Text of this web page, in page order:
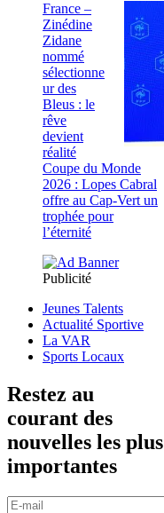
France –
Zinédine
Zidane
nommé
sélectionne
ur des
Bleus : le
rêve
devient
réalité
Coupe du Monde
2026 : Lopes Cabral
offre au Cap-Vert un
trophée pour
l’éternité
Publicité
Jeunes Talents
Actualité Sportive
La VAR
Sports Locaux
Restez au
courant des
nouvelles les plus
importantes